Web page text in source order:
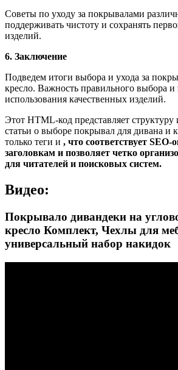
Советы по уходу за покрывалами
поддерживать чистоту и сохранять
изделий.
6. Заключение
Подведем итоги выбора и ухода за
кресло. Важность правильного выбора
использования качественных изделий.
Этот HTML-код представляет
статьи о выборе покрывал для дивана и
только теги и , что соответствует
заголовкам и позволяет четко
для читателей и поисковых систем.
Видео:
Покрывало дивандеки на
кресло Комплект, Чехлы для
универсальный набор накидок